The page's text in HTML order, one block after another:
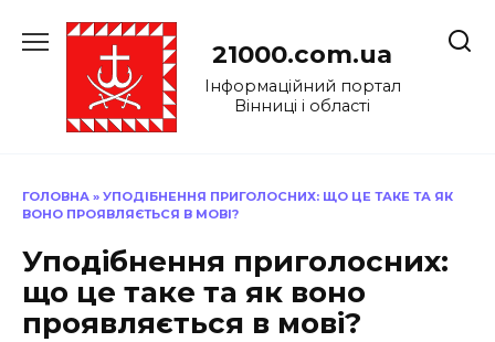
до
21000.com.ua
Інформаційний портал
Вінниці і області
ГОЛОВНА » УПОДІБНЕННЯ ПРИГОЛОСНИХ: ЩО ЦЕ ТАКЕ ТА ЯК
ВОНО ПРОЯВЛЯЄТЬСЯ В МОВІ?
Уподібнення приголосних:
що це таке та як воно
проявляється в мові?